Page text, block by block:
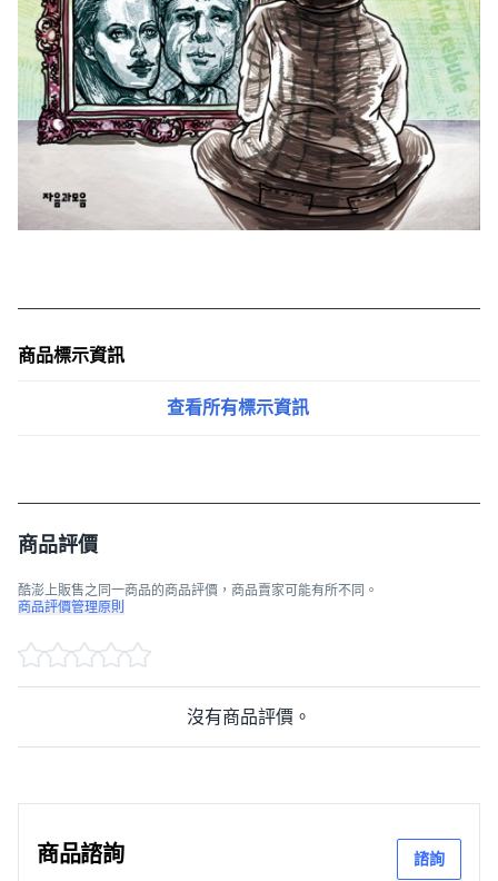
商品標示資訊
查看所有標示資訊
商品評價
酷澎上販售之同一商品的商品評價，商品賣家可能有所不同。
商品評價管理原則
沒有商品評價。
商品諮詢 諮詢